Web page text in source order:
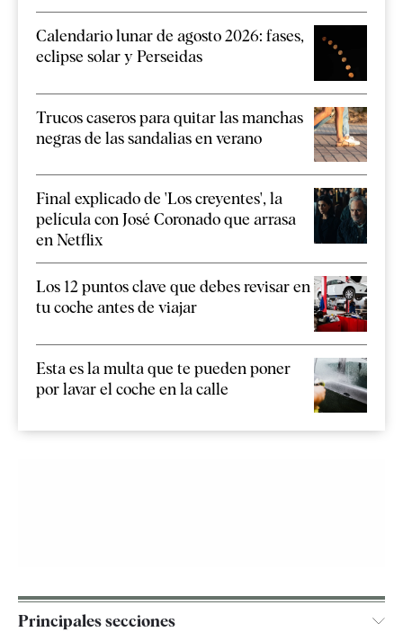
Calendario lunar de agosto 2026: fases,
eclipse solar y Perseidas
Trucos caseros para quitar las manchas
negras de las sandalias en verano
Final explicado de 'Los creyentes', la
película con José Coronado que arrasa
en Netflix
Los 12 puntos clave que debes revisar en
tu coche antes de viajar
Esta es la multa que te pueden poner
por lavar el coche en la calle
Principales secciones